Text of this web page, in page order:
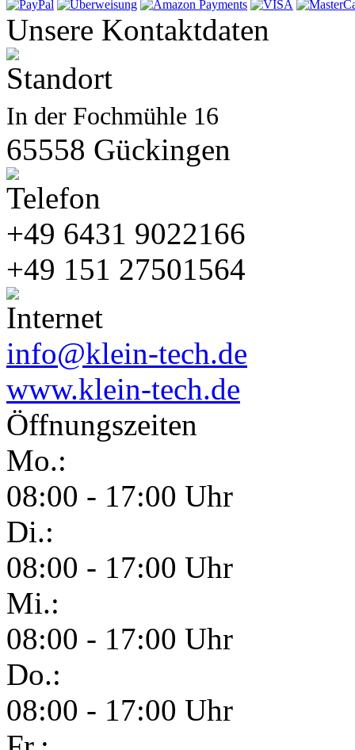
Unsere Kontaktdaten
In der Fochmühle 16
65558 Gückingen
+49 6431 9022166
+49 151 27501564
info@klein-tech.de
www.klein-tech.de
Öffnungszeiten
Mo.:
08:00 - 17:00 Uhr
Di.:
08:00 - 17:00 Uhr
Mi.:
08:00 - 17:00 Uhr
Do.:
08:00 - 17:00 Uhr